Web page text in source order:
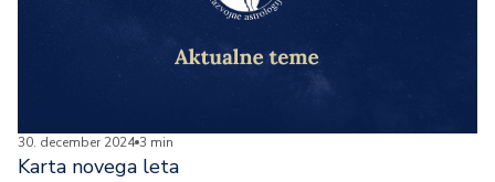
30. december 2024 3 min
Karta novega leta